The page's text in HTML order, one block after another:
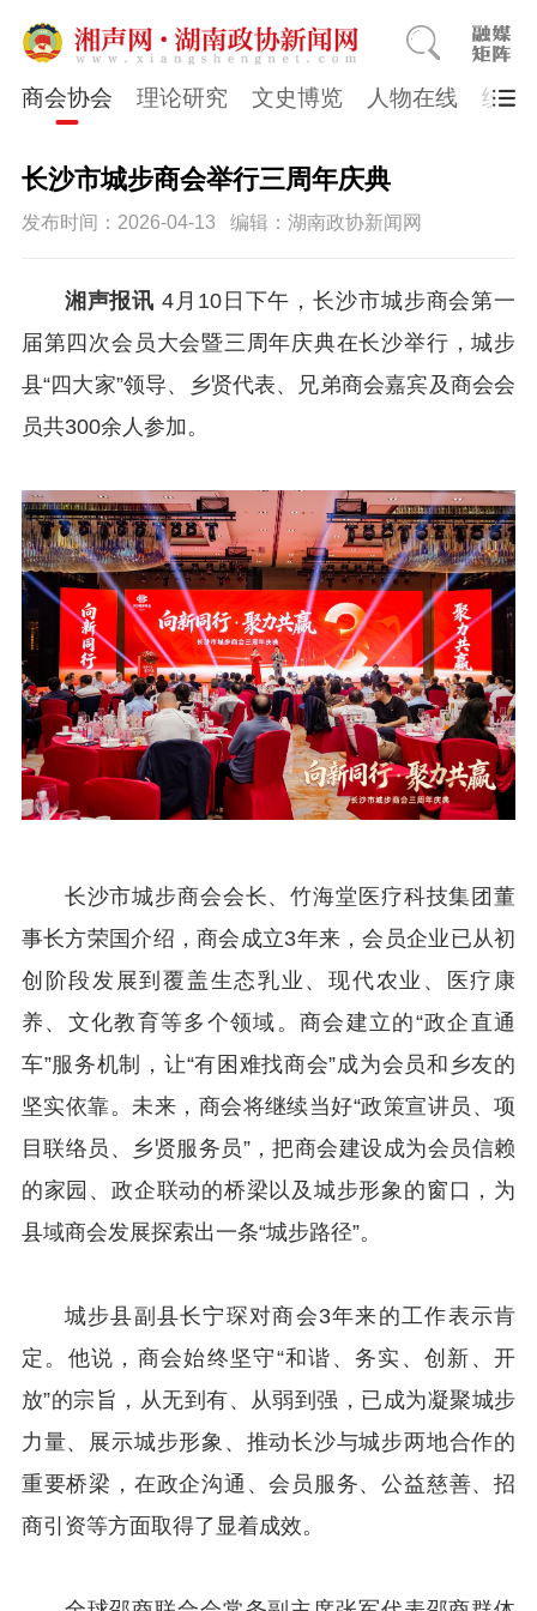
商会协会 理论研究 文史博览 人物在线 统一
长沙市城步商会举行三周年庆典
发布时间：2026-04-13 编辑：湖南政协新闻网
湘声报讯 4月10日下午，长沙市城步商会第一
届第四次会员大会暨三周年庆典在长沙举行，城步
县“四大家”领导、乡贤代表、兄弟商会嘉宾及商会会
员共300余人参加。
长沙市城步商会会长、竹海堂医疗科技集团董
事长方荣国介绍，商会成立3年来，会员企业已从初
创阶段发展到覆盖生态乳业、现代农业、医疗康
养、文化教育等多个领域。商会建立的“政企直通
车”服务机制，让“有困难找商会”成为会员和乡友的
坚实依靠。未来，商会将继续当好“政策宣讲员、项
目联络员、乡贤服务员”，把商会建设成为会员信赖
的家园、政企联动的桥梁以及城步形象的窗口，为
县域商会发展探索出一条“城步路径”。
城步县副县长宁琛对商会3年来的工作表示肯
定。他说，商会始终坚守“和谐、务实、创新、开
放”的宗旨，从无到有、从弱到强，已成为凝聚城步
力量、展示城步形象、推动长沙与城步两地合作的
重要桥梁，在政企沟通、会员服务、公益慈善、招
商引资等方面取得了显着成效。